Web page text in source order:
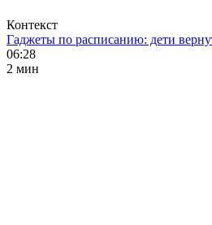
Контекст
Гаджеты по расписанию: дети
06:28
2 мин